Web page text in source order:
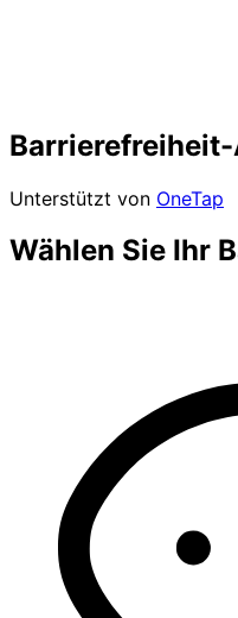
Unterstützt von OneTap
Wählen Sie Ihr